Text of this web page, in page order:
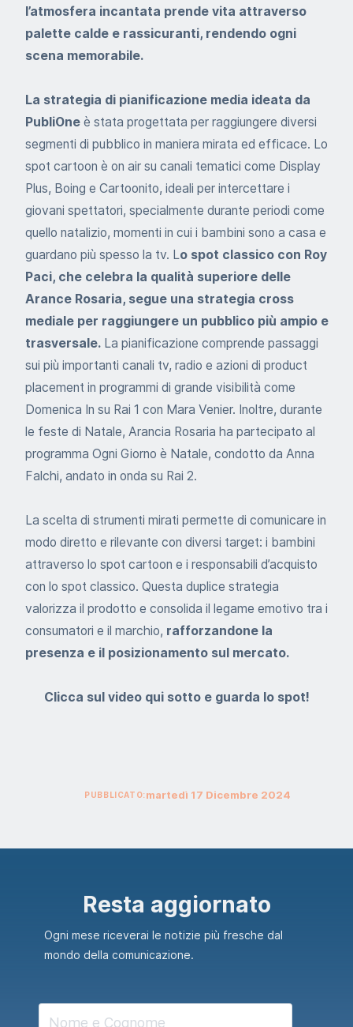
l’atmosfera incantata prende vita attraverso
palette calde e rassicuranti, rendendo ogni
scena memorabile.
La strategia di pianificazione media ideata da
PubliOneè stata progettata per raggiungere diversi
segmenti di pubblico in maniera mirata ed efficace. Lo
spot cartoon è on air su canali tematici come Display
Plus, Boing e Cartoonito, ideali per intercettare i
giovani spettatori, specialmente durante periodi come
quello natalizio, momenti in cui i bambini sono a casa e
guardano più spesso la tv. Lo spot classico con Roy
Paci, che celebra la qualità superiore delle
Arance Rosaria, segue una strategia cross
mediale per raggiungere un pubblico più ampio e
trasversale.La pianificazione comprende passaggi
sui più importanti canali tv, radio e azioni di product
placement in programmi di grande visibilità come
Domenica In su Rai 1 con Mara Venier. Inoltre, durante
le feste di Natale, Arancia Rosaria ha partecipato al
programma Ogni Giorno è Natale, condotto da Anna
Falchi, andato in onda su Rai 2.
La scelta di strumenti mirati permette di comunicare in
modo diretto e rilevante con diversi target: i bambini
attraverso lo spot cartoon e i responsabili d’acquisto
con lo spot classico. Questa duplice strategia
valorizza il prodotto e consolida il legame emotivo tra i
consumatori e il marchio, rafforzandone la
presenza e il posizionamento sul mercato.
Clicca sul video qui sotto e guarda lo spot!
PUBBLICATO:martedì 17 Dicembre 2024
Resta aggiornato
Ogni mese riceverai le notizie più fresche dal
mondo della comunicazione.